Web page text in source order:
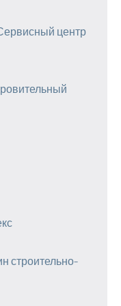
центр
строительно-